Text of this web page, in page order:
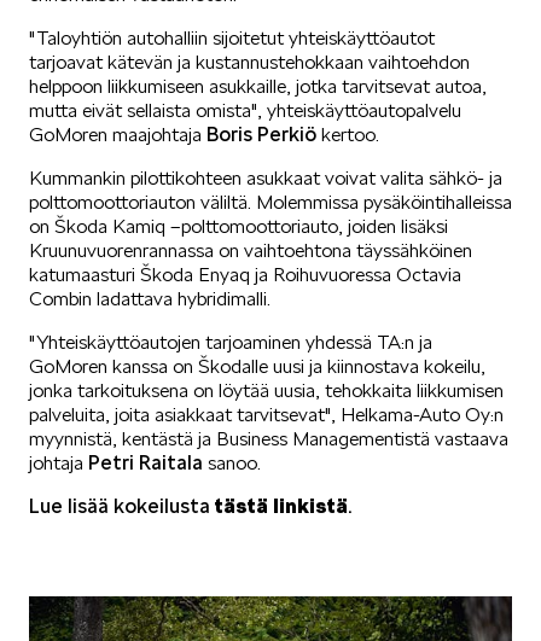
KAASUAUTOT
KUVASSA
MEIDÄN ŠKODAMME
"Taloyhtiön autohalliin sijoitetut yhteiskäyttöautot
tarjoavat kätevän ja kustannustehokkaan vaihtoehdon
helppoon liikkumiseen asukkaille, jotka tarvitsevat autoa,
mutta eivät sellaista omista", yhteiskäyttöautopalvelu
GoMoren maajohtaja Boris Perkiö kertoo.
Kummankin pilottikohteen asukkaat voivat valita sähkö- ja
polttomoottoriauton väliltä. Molemmissa pysäköintihalleissa
on Škoda Kamiq –polttomoottoriauto, joiden lisäksi
Kruunuvuorenrannassa on vaihtoehtona täyssähköinen
katumaasturi Škoda Enyaq ja Roihuvuoressa Octavia
Combin ladattava hybridimalli.
"Yhteiskäyttöautojen tarjoaminen yhdessä TA:n ja
GoMoren kanssa on Škodalle uusi ja kiinnostava kokeilu,
jonka tarkoituksena on löytää uusia, tehokkaita liikkumisen
palveluita, joita asiakkaat tarvitsevat", Helkama-Auto Oy:n
myynnistä, kentästä ja Business Managementistä vastaava
johtaja Petri Raitala sanoo.
Lue lisää kokeilusta tästä linkistä.